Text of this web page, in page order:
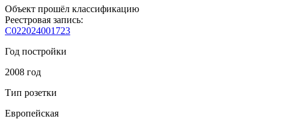
Объект прошёл классификацию
Реестровая запись:
С022024001723
Год постройки
2008 год
Тип розетки
Европейская